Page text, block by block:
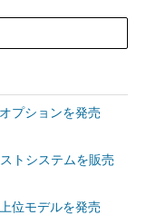
プションを発売
トシステムを販売
位モデルを発売